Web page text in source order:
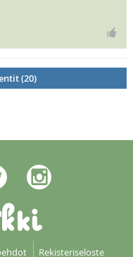
(20)
Rekisteriseloste